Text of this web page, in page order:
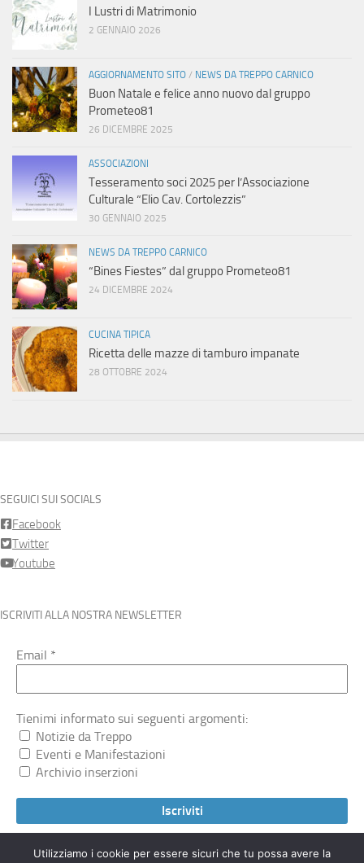
I Lustri di Matrimonio
2 GENNAIO 2026
AGGIORNAMENTO SITO / NEWS DA TREPPO CARNICO
Buon Natale e felice anno nuovo dal gruppo
Prometeo81
26 DICEMBRE 2025
ASSOCIAZIONI
Tesseramento soci 2025 per l’Associazione
Culturale “Elio Cav. Cortolezzis”
30 GENNAIO 2025
NEWS DA TREPPO CARNICO
“Bines Fiestes” dal gruppo Prometeo81
24 DICEMBRE 2024
CUCINA TIPICA
Ricetta delle mazze di tamburo impanate
28 OTTOBRE 2024
SEGUICI SUI SOCIALS
Facebook
Twitter
Youtube
ISCRIVITI ALLA NOSTRA NEWSLETTER
Email *
Tienimi informato sui seguenti argomenti:
Notizie da Treppo
Eventi e Manifestazioni
Archivio inserzioni
Utilizziamo i cookie per essere sicuri che tu possa avere la